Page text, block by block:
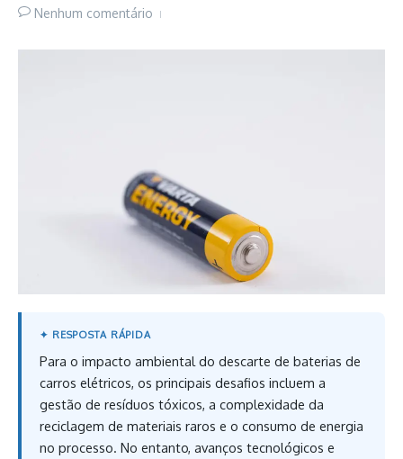
Nenhum comentário
Para o impacto ambiental do descarte de baterias de
carros elétricos, os principais desafios incluem a
gestão de resíduos tóxicos, a complexidade da
reciclagem de materiais raros e o consumo de energia
no processo. No entanto, avanços tecnológicos e